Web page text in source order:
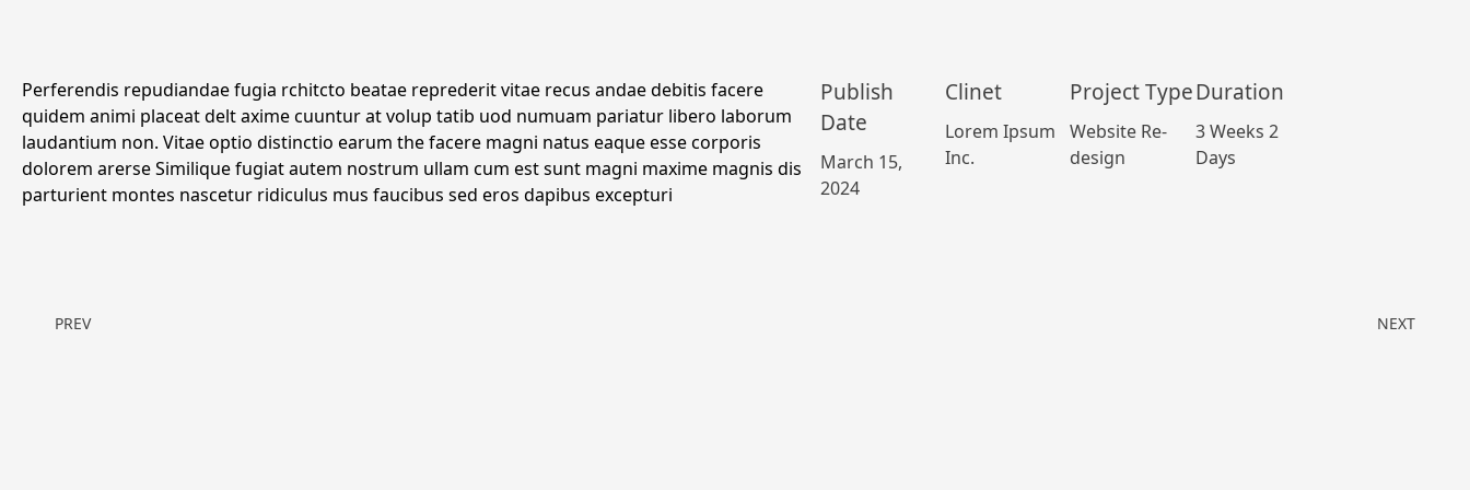
Perferendis repudiandae fugia rchitcto beatae reprederit vitae recus andae debitis facere
quidem animi placeat delt axime cuuntur at volup tatib uod numuam pariatur libero laborum
laudantium non. Vitae optio distinctio earum the facere magni natus eaque esse corporis
dolorem arerse Similique fugiat autem nostrum ullam cum est sunt magni maxime magnis dis
parturient montes nascetur ridiculus mus faucibus sed eros dapibus excepturi
Publish
Date
March 15,
2024
Clinet
Lorem Ipsum
Inc.
Project Type
Website Re-
design
Duration
3 Weeks 2
Days
PREV NEXT